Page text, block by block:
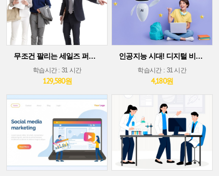
무조건 팔리는 세일즈 퍼포먼스 스킬
학습시간 : 31 시간
129,580원
인공지능 시대! 디지털 비즈니스 플랫폼에서 살아남기(30차시 ver)
학습시간 : 31 시간
4,180원